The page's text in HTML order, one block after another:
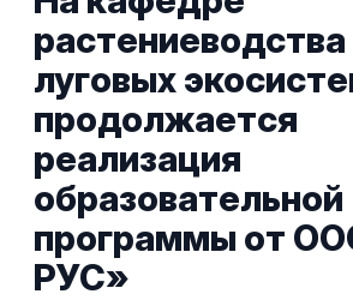
растениеводства
луговых
продолжается
реализация
образовательной
программы от
РУС»